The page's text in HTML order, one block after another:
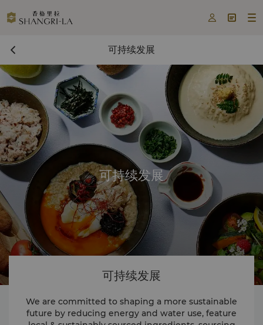
  
可持续发展
可持续发展
可持续发展
We are committed to shaping a more sustainable
future by reducing energy and water use, feature